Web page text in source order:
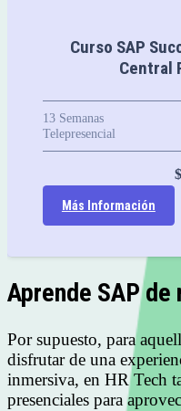
Curso SAP
Central
13Semanas
Telepresencial
$
Más Información
Aprende SAP de
Por supuesto, para
disfrutar de una
inmersiva, en HR Tech
presenciales para